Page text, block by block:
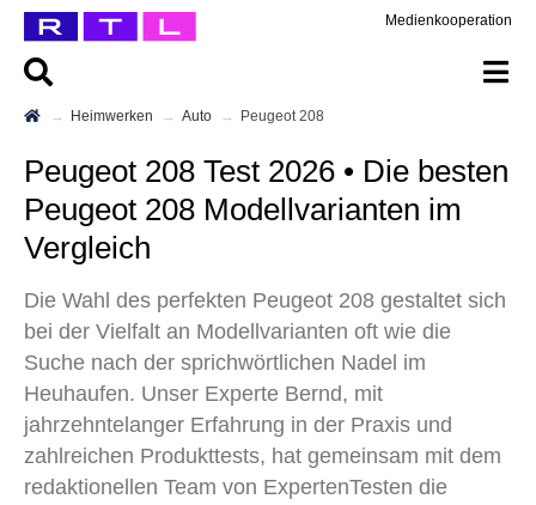
Medienkooperation
Heimwerken Auto Peugeot 208
Peugeot 208 Test 2026 • Die besten
Peugeot 208 Modellvarianten im
Vergleich
Die Wahl des perfekten Peugeot 208 gestaltet sich
bei der Vielfalt an Modellvarianten oft wie die
Suche nach der sprichwörtlichen Nadel im
Heuhaufen. Unser Experte Bernd, mit
jahrzehntelanger Erfahrung in der Praxis und
zahlreichen Produkttests, hat gemeinsam mit dem
redaktionellen Team von ExpertenTesten die